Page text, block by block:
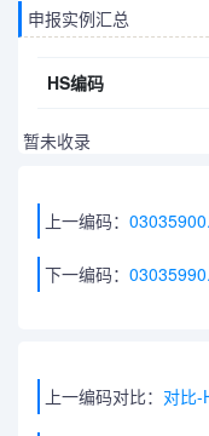
申报实例汇总
HS编码
暂未收录
上一编码：
下一编码：
上一编码对比： 对比-